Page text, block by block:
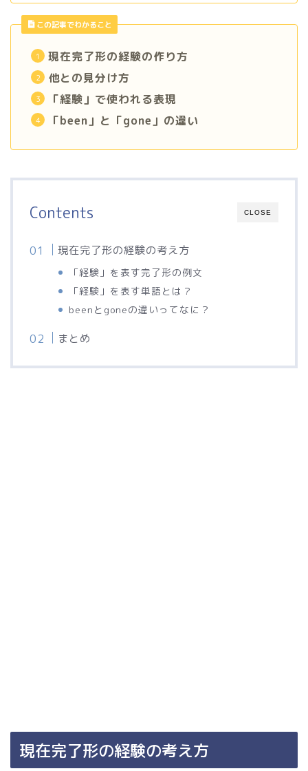
この記事でわかること
現在完了形の経験の作り方
他との見分け方
「経験」で使われる表現
「been」と「gone」の違い
CLOSE
Contents
現在完了形の経験の考え方
「経験」を表す完了形の例文
「経験」を表す単語とは？
beenとgoneの違いってなに？
まとめ
現在完了形の経験の考え方